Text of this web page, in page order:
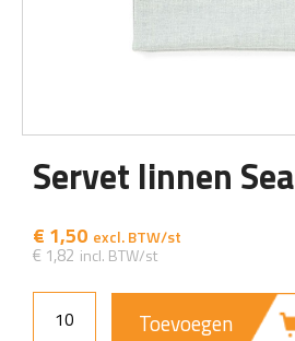
Servet linnen Sea
€ 1,50
€ 1,82
Toevoegen